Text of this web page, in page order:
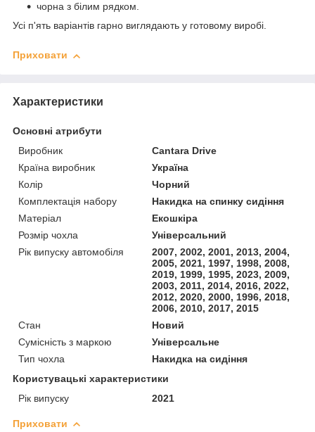
чорна з білим рядком.
Усі п'ять варіантів гарно виглядають у готовому виробі.
Приховати
Характеристики
Основні атрибути
Виробник
Cantara Drive
Країна виробник
Україна
Колір
Чорний
Комплектація набору
Накидка на спинку сидіння
Матеріал
Екошкіра
Розмір чохла
Універсальний
Рік випуску автомобіля
2007, 2002, 2001, 2013, 2004,
2005, 2021, 1997, 1998, 2008,
2019, 1999, 1995, 2023, 2009,
2003, 2011, 2014, 2016, 2022,
2012, 2020, 2000, 1996, 2018,
2006, 2010, 2017, 2015
Стан
Новий
Сумісність з маркою
Універсальне
Тип чохла
Накидка на сидіння
Користувацькі характеристики
Рік випуску
2021
Приховати